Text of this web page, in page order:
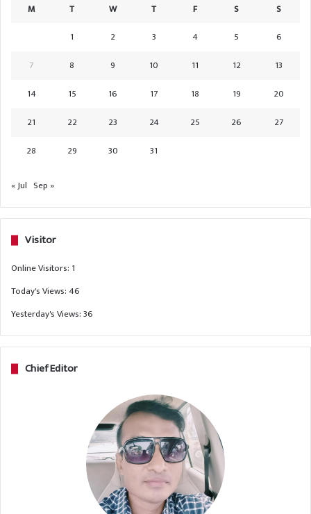
M T W T F S
S
1
2 3 4 5
6
7
8 9 10 11 12
13
14
15 16 17 18 19
20
21
22 23 24 25 26
27
28
29 30 31
« Jul Sep »
Visitor
Online Visitors: 1
Today's Views:46
Yesterday's Views:36
Chief Editor